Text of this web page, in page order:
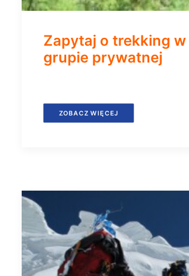
Zapytaj o trekking w
grupie prywatnej
ZOBACZ WIĘCEJ